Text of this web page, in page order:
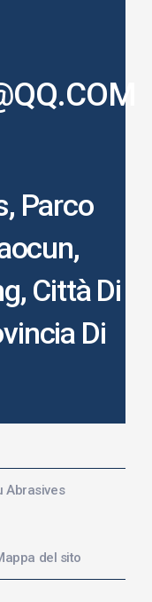
Parco
Città Di
Di
Abrasives
del sito